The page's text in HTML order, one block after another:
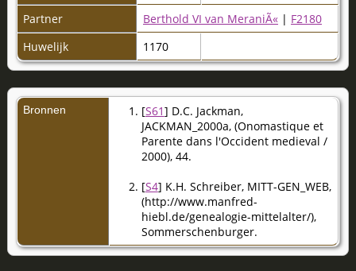
Partner
Berthold VI van MeraniÃ« | F2180
Huwelijk
1170
Bronnen [S61] D.C. Jackman,
JACKMAN_2000a, (Onomastique et
Parente dans l'Occident medieval /
2000), 44.
[S4] K.H. Schreiber, MITT-GEN_WEB,
(http://www.manfred-
hiebl.de/genealogie-mittelalter/),
Sommerschenburger.